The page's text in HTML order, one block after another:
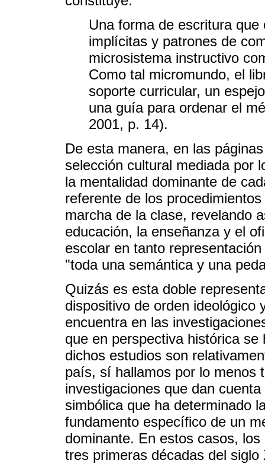
Una forma de escritura
implícitas y patrones de
microsistema instructivo
Como tal micromundo, el
soporte curricular, un
una guía para ordenar el
2001, p. 14).
De esta manera, en las
selección cultural mediada por
la mentalidad dominante de
referente de los
marcha de la clase, revelando
educación, la enseñanza y el
escolar en tanto
"toda una semántica y una
Quizás es esta doble
dispositivo de orden ideológico
encuentra en las
que en perspectiva histórica
dichos estudios son
país, sí hallamos por lo menos
investigaciones que dan
simbólica que ha determinado
fundamento específico de un
dominante. En estos casos,
tres primeras décadas del siglo